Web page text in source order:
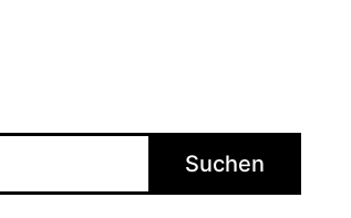
Suchen